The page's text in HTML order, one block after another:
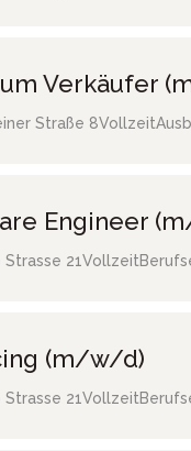
Verkäufer
Straße 8Vollzeit
Engineer
21Vollzeit
(m/w/d)
21Vollzeit